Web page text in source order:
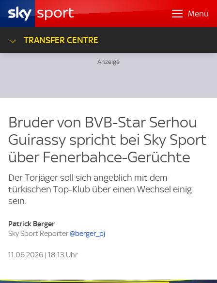
Menü
TRANSFER CENTRE
Bruder von BVB-Star Serhou
Guirassy spricht bei Sky Sport
über Fenerbahce-Gerüchte
Der Torjäger soll sich angeblich mit dem
türkischen Top-Klub über einen Wechsel einig
sein.
Patrick Berger
Sky Sport Reporter@berger_pj
11.06.2026 | 18:13 Uhr